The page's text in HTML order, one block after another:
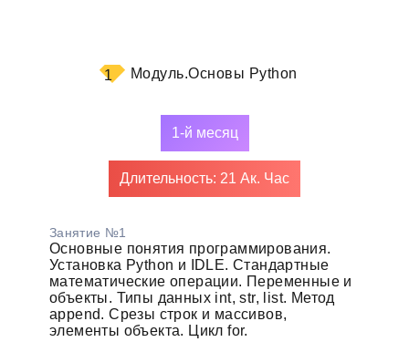
1 Модуль.Основы Python
1-й месяц
Длительность: 21 Ак. Час
Занятие №1
Основные понятия программирования.
Установка Python и IDLE. Стандартные
математические операции. Переменные и
объекты. Типы данных int, str, list. Метод
append. Срезы строк и массивов,
элементы объекта. Цикл for.